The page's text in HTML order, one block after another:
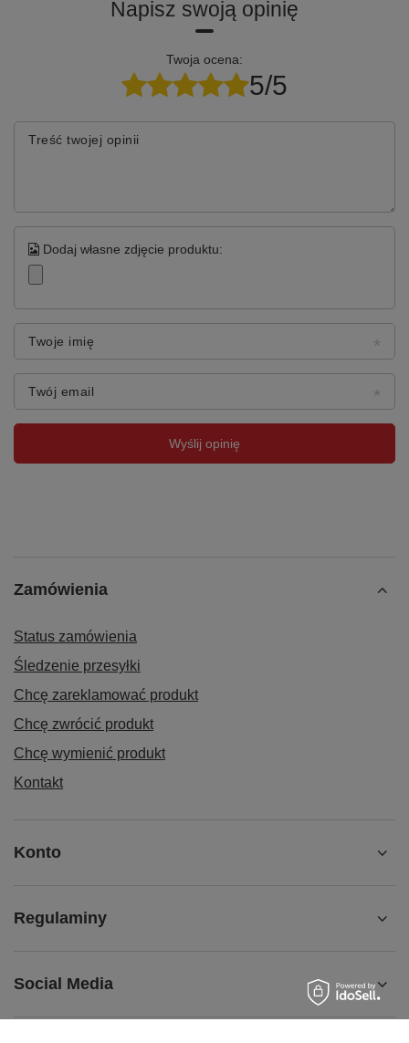
Napisz swoją opinię
Twoja ocena:
5/5
Treść twojej opinii
Dodaj własne zdjęcie produktu:
Twoje imię
Twój email
Wyślij opinię
Zamówienia
Status zamówienia
Śledzenie przesyłki
Chcę zareklamować produkt
Chcę zwrócić produkt
Chcę wymienić produkt
Kontakt
Konto
Regulaminy
Social Media